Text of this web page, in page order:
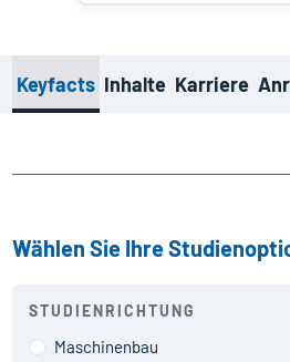
Keyfacts Inhalte Karriere
Wählen Sie Ihre
STUDIENRICHTUNG
Maschinenbau